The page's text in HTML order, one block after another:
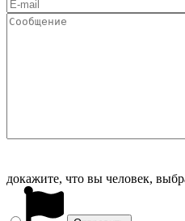
докажите, что вы человек,